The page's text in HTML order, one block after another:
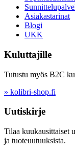
Asiakastarinat
Blogi
UKK
Kuluttajille
Tutustu myös B2C
» kolibri-shop.fi
Uutiskirje
Tilaa kuukausittaiset
ja tuoteuutuuksista.